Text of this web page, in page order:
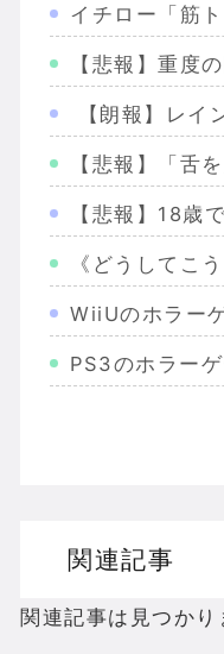
イチロー「筋
【悲報】重度
【朗報】レイ
【悲報】「舌
【悲報】18歳
《どうしてこ
WiiUのホラー
PS3のホラー
ドラゴンクエス
【聖剣伝説3】
関連記事
関連記事は見つかり